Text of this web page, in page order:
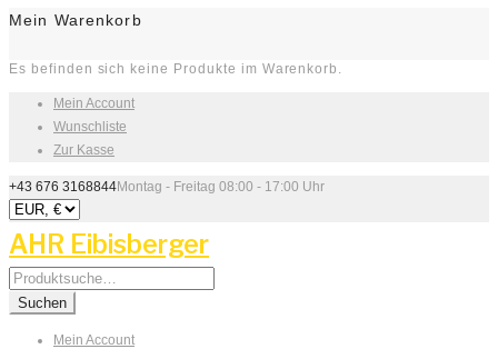
Mein Warenkorb
Es befinden sich keine Produkte im Warenkorb.
Mein Account
Wunschliste
Zur Kasse
+43 676 3168844Montag - Freitag 08:00 - 17:00 Uhr
AHR Eibisberger
Search
for:
Suchen
Mein Account